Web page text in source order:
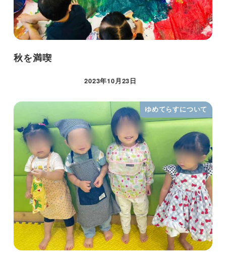
秋を満喫
2023年10月23日
ゆめてらすについて